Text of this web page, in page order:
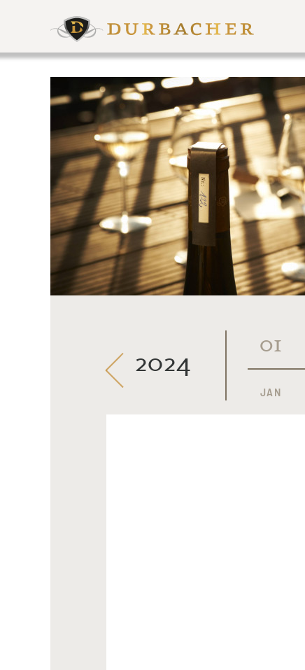
DEZ
2024
01
JAN